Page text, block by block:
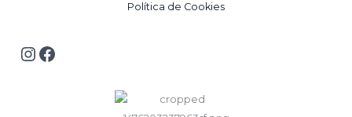
Política de Cookies